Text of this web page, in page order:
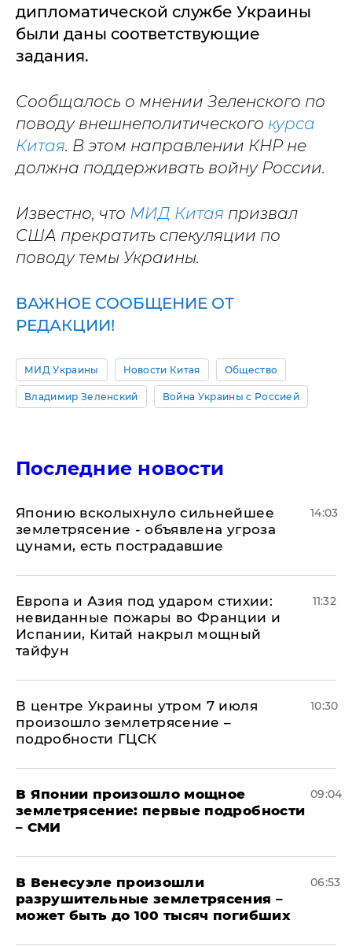
дипломатической службе Украины
были даны соответствующие
задания.
Сообщалось о мнении Зеленского по
поводу внешнеполитического курса
Китая. В этом направлении КНР не
должна поддерживать войну России.
Известно, что МИД Китая призвал
США прекратить спекуляции по
поводу темы Украины.
ВАЖНОЕ СООБЩЕНИЕ ОТ
РЕДАКЦИИ!
МИД Украины Новости Китая Общество
Владимир Зеленский Война Украины с Россией
Последние новости
Японию всколыхнуло сильнейшее
землетрясение - объявлена угроза
цунами, есть пострадавшие
14:03
Европа и Азия под ударом стихии:
невиданные пожары во Франции и
Испании, Китай накрыл мощный
тайфун
11:32
В центре Украины утром 7 июля
произошло землетрясение –
подробности ГЦСК
10:30
В Японии произошло мощное
землетрясение: первые подробности
– СМИ
09:04
В Венесуэле произошли
разрушительные землетрясения –
может быть до 100 тысяч погибших
06:53